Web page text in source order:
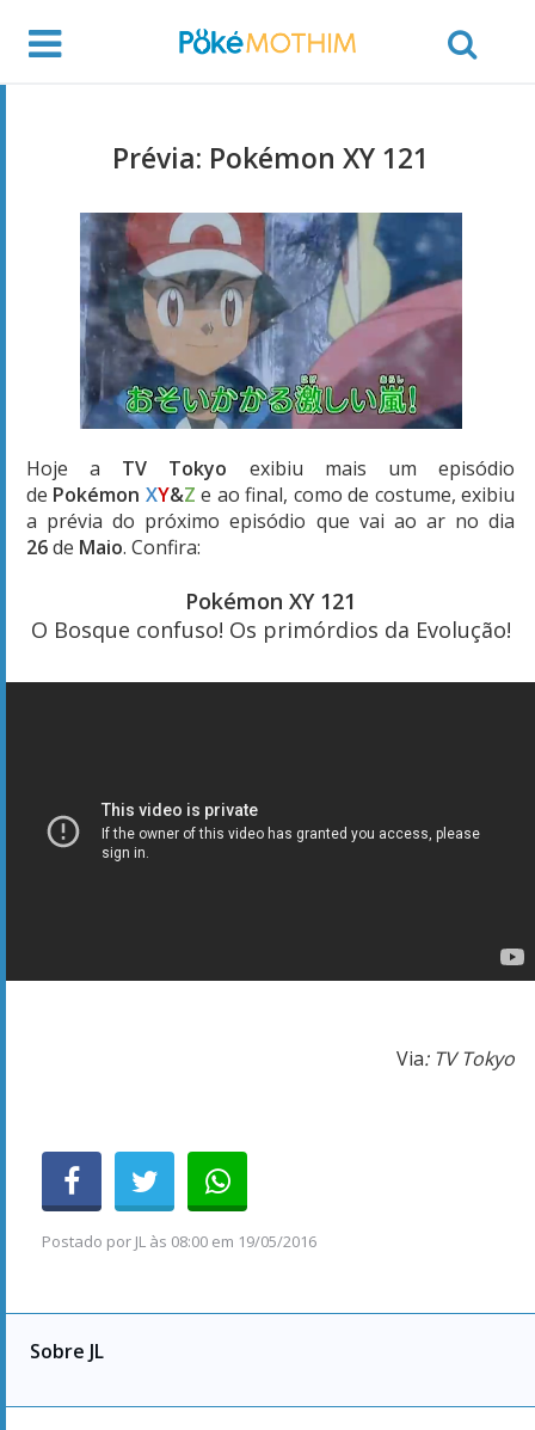
Prévia: Pokémon XY 121
Hoje a TV Tokyo exibiu mais um episódio
de Pokémon XY&Ze ao final, como de costume, exibiu
a prévia do próximo episódio que vai ao ar no dia
26de Maio. Confira:
Pokémon XY 121
O Bosque confuso! Os primórdios da Evolução!
Via: TV Tokyo
Postado por JL às 08:00 em 19/05/2016
Sobre JL